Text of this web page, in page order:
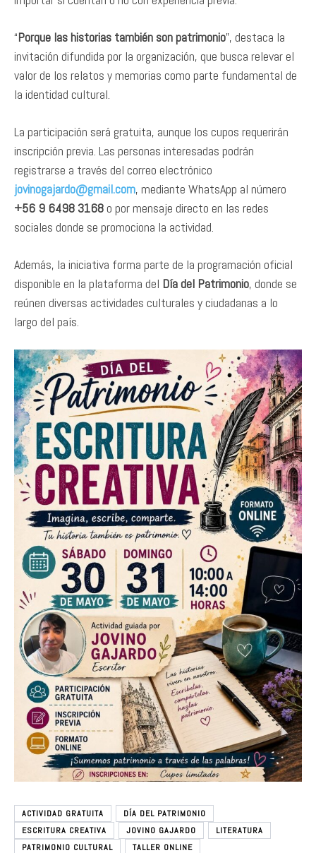
“Porque las historias también son patrimonio”, destaca la
invitación difundida por la organización, que busca relevar el
valor de los relatos y memorias como parte fundamental de
la identidad cultural.
La participación será gratuita, aunque los cupos requerirán
inscripción previa. Las personas interesadas podrán
registrarse a través del correo electrónico
jovinogajardo@gmail.com, mediante WhatsApp al número
+56 9 6498 3168o por mensaje directo en las redes
sociales donde se promociona la actividad.
Además, la iniciativa forma parte de la programación oficial
disponible en la plataforma del Día del Patrimonio, donde se
reúnen diversas actividades culturales y ciudadanas a lo
largo del país.
ACTIVIDAD GRATUITA
DÍA DEL PATRIMONIO
ESCRITURA CREATIVA
JOVINO GAJARDO
LITERATURA
PATRIMONIO CULTURAL
TALLER ONLINE